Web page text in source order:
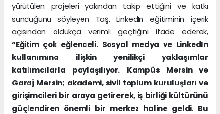
yürütülen projeleri yakından takip ettiğini ve katkı
sunduğunu söyleyen Taş, LinkedIn eğitiminin içerik
açısından oldukça verimli geçtiğini ifade ederek,
“Eğitim çok eğlenceli. Sosyal medya ve LinkedIn
kullanımına ilişkin yenilikçi yaklaşımlar
katılımcılarla paylaşılıyor. Kampüs Mersin ve
Garaj Mersin; akademi, sivil toplum kuruluşları ve
girişimcileri bir araya getirerek, iş birliği kültürünü
güçlendiren önemli bir merkez haline geldi. Bu